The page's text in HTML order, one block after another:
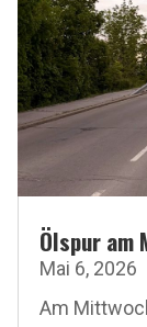
Ölspur am
Mai 6, 2026
Am